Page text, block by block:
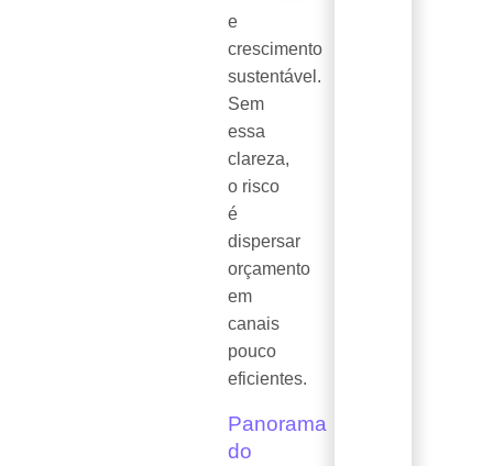
e
crescimento
sustentável.
Sem
essa
clareza,
o risco
é
dispersar
orçamento
em
canais
pouco
eficientes.
Panorama
do